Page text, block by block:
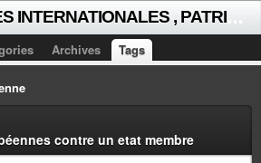
Archives Tags
contre un etat membre